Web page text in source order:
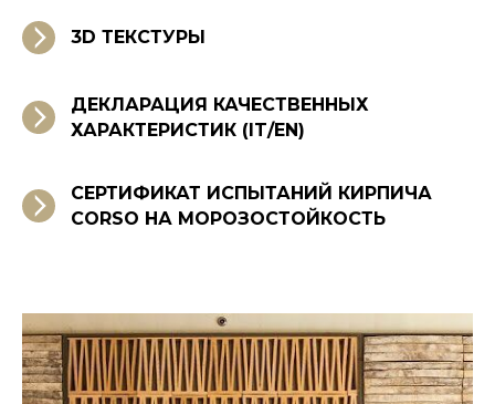
3D ТЕКСТУРЫ
ДЕКЛАРАЦИЯ КАЧЕСТВЕННЫХ
ХАРАКТЕРИСТИК (IT/EN)
СЕРТИФИКАТ ИСПЫТАНИЙ КИРПИЧА
CORSO НА МОРОЗОСТОЙКОСТЬ